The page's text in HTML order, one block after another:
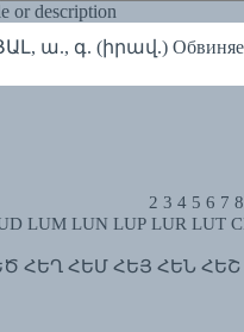
or description
ա., գ. (իրավ.)
2 3 4 5 6 7 8
LUM LUN LUP LUR LUT
ՀԵՂ ՀԵՄ ՀԵՅ ՀԵՆ ՀԵՇ